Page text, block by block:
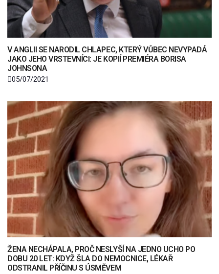
V ANGLII SE NARODIL CHLAPEC, KTERÝ VŮBEC NEVYPADÁ
JAKO JEHO VRSTEVNÍCI: JE KOPIÍ PREMIÉRA BORISA
JOHNSONA
05/07/2021
ŽENA NECHÁPALA, PROČ NESLYŠÍ NA JEDNO UCHO PO
DOBU 20 LET: KDYŽ ŠLA DO NEMOCNICE, LÉKAŘ
ODSTRANIL PŘÍČINU S ÚSMĚVEM